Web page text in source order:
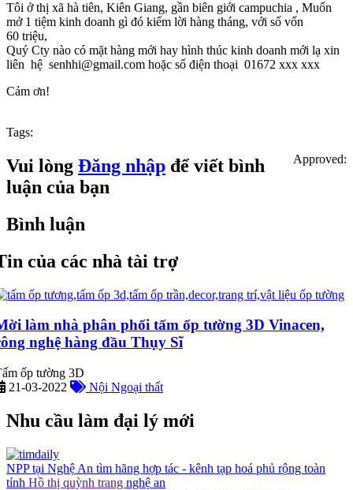
Tôi ở thị xã hà tiên, Kiên Giang, gần biên giới campuchia , Muốn
mở 1 tiệm kinh doanh gì đó kiếm lời hàng tháng, với số vốn
60 triệu,
Quý Cty nào có mặt hàng mới hay hình thúc kinh doanh mới lạ xin
liên hệ senhhi@gmail.com hoặc số điện thoại 01672 xxx xxx
Cảm ơn!
Tags:
Approved:
Vui lòng Đăng nhập để viết bình
luận của bạn
Bình luận
của các nhà tài trợ
làm nhà phân phối tấm ốp tường 3D Vinacen,
nghệ hàng đầu Thụy Sĩ
ốp tường 3D
21-03-2022
Nội Ngoại thất
Nhu cầu làm đại lý mới
NPP tại Nghệ An tìm hãng hợp tác - kênh tạp hoá phủ rộng toàn
tỉnh Hồ thị quỳnh trang nghệ an